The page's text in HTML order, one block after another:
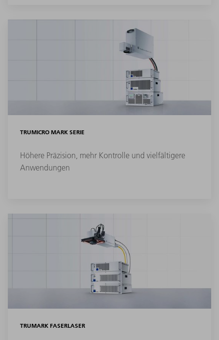
TRUMICRO MARK SERIE
Höhere Präzision, mehr Kontrolle und vielfältigere
Anwendungen
TRUMARK FASERLASER